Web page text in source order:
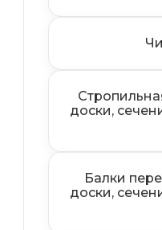
доски,
Балки
доски,